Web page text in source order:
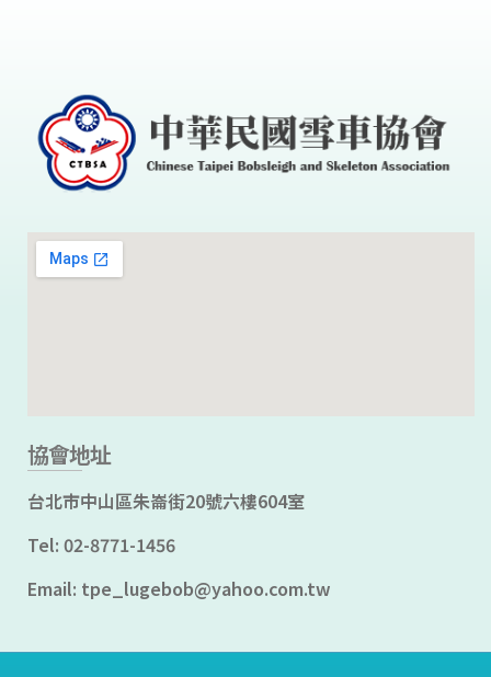
協會地址
台北市中山區朱崙街20號六樓604室
Tel: 02-8771-1456
Email: tpe_lugebob@yahoo.com.tw